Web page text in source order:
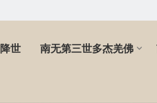
世 南无第三世多杰羌佛